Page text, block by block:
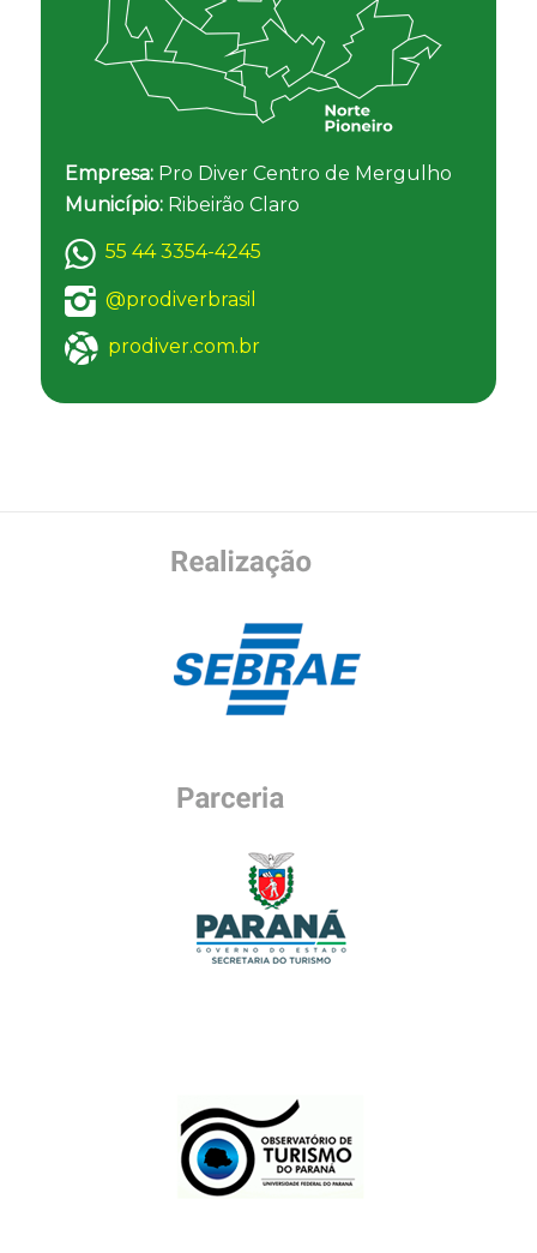
Empresa:Pro Diver Centro de Mergulho
Município:Ribeirão Claro
55 44 3354-4245
@prodiverbrasil
prodiver.com.br